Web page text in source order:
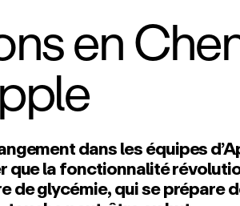
en
dans les équipes
que la fonctionnalité
de glycémie, qui se prépare